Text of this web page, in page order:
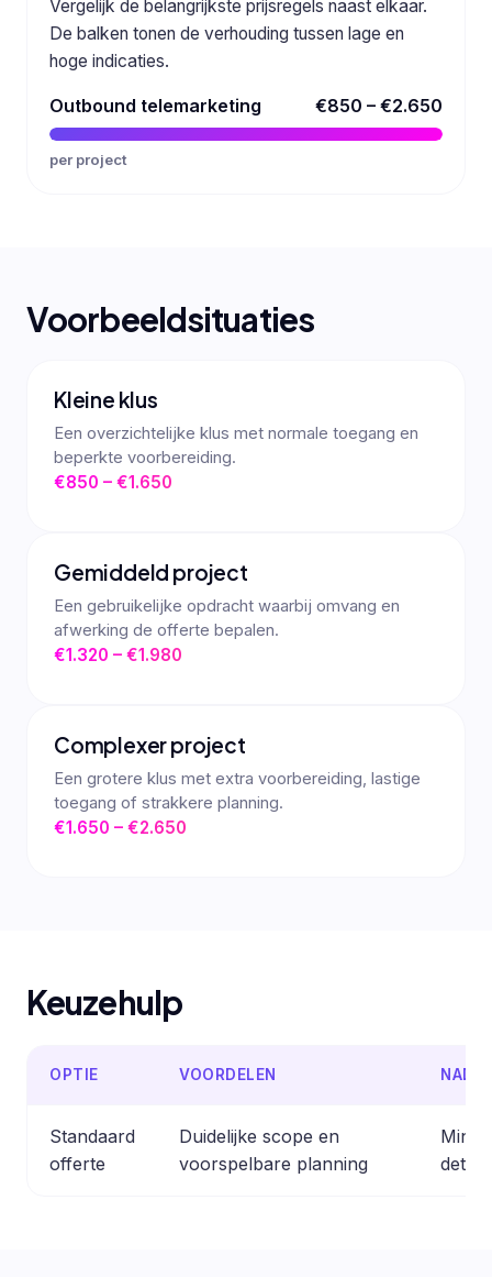
Vergelijk de belangrijkste prijsregels naast elkaar.
De balken tonen de verhouding tussen lage en
hoge indicaties.
Outbound telemarketing €850 – €2.650
per project
Voorbeeldsituaties
Kleine klus
Een overzichtelijke klus met normale toegang en
beperkte voorbereiding.
€850 – €1.650
Gemiddeld project
Een gebruikelijke opdracht waarbij omvang en
afwerking de offerte bepalen.
€1.320 – €1.980
Complexer project
Een grotere klus met extra voorbereiding, lastige
toegang of strakkere planning.
€1.650 – €2.650
Keuzehulp
OPTIE VOORDELEN
Standaard
offerte
Duidelijke scope en
voorspelbare planning